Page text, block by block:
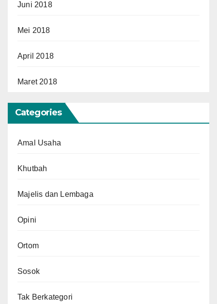
Juni 2018
Mei 2018
April 2018
Maret 2018
Categories
Amal Usaha
Khutbah
Majelis dan Lembaga
Opini
Ortom
Sosok
Tak Berkategori